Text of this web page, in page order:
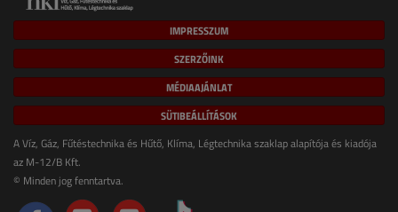
IMPRESSZUM
SZERZŐINK
MÉDIAAJÁNLAT
SÜTIBEÁLLÍTÁSOK
A Víz, Gáz, Fűtéstechnika és Hűtő, Klíma, Légtechnika szaklap alapítója és kiadója
az M-12/B Kft.
© Minden jog fenntartva.